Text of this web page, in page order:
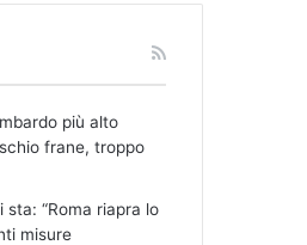
più alto
frane, troppo
“Roma riapra lo
misure